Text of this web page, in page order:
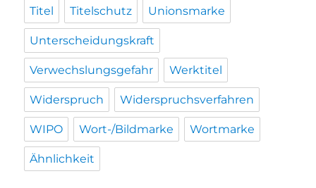
Titel Titelschutz Unionsmarke
Unterscheidungskraft
Verwechslungsgefahr Werktitel
Widerspruch Widerspruchsverfahren
WIPO Wort-/Bildmarke Wortmarke
Ähnlichkeit